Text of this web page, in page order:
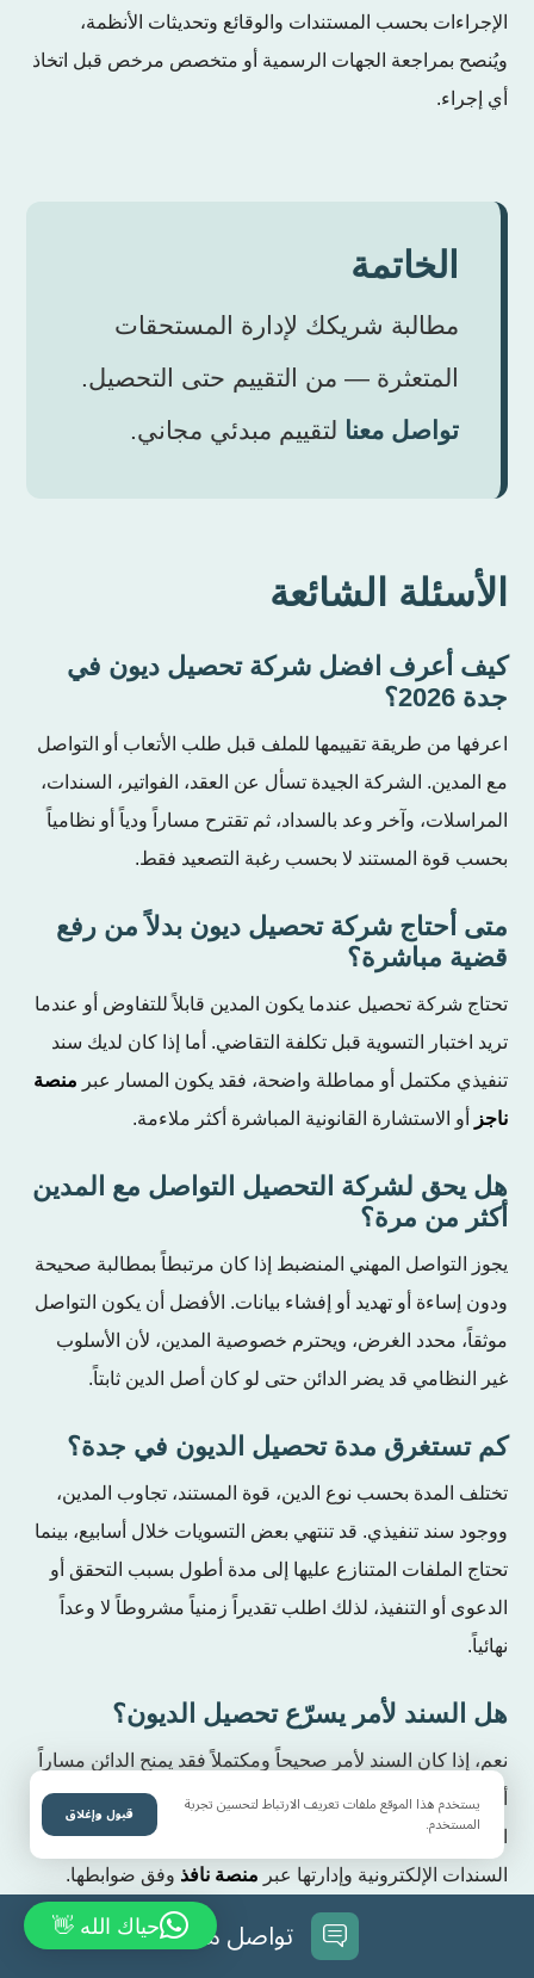
الإجراءات بحسب المستندات والوقائع وتحديثات الأنظمة،
ويُنصح بمراجعة الجهات الرسمية أو متخصص مرخص قبل اتخاذ
أي إجراء.
الخاتمة
مطالبة شريكك لإدارة المستحقات
المتعثرة — من التقييم حتى التحصيل.
تواصل معنا لتقييم مبدئي مجاني.
الأسئلة الشائعة
كيف أعرف افضل شركة تحصيل ديون في
جدة 2026؟
اعرفها من طريقة تقييمها للملف قبل طلب الأتعاب أو التواصل
مع المدين. الشركة الجيدة تسأل عن العقد، الفواتير، السندات،
المراسلات، وآخر وعد بالسداد، ثم تقترح مساراً ودياً أو نظامياً
بحسب قوة المستند لا بحسب رغبة التصعيد فقط.
متى أحتاج شركة تحصيل ديون بدلاً من رفع
قضية مباشرة؟
تحتاج شركة تحصيل عندما يكون المدين قابلاً للتفاوض أو عندما
تريد اختبار التسوية قبل تكلفة التقاضي. أما إذا كان لديك سند
تنفيذي مكتمل أو مماطلة واضحة، فقد يكون المسار عبر منصة
ناجز
أو الاستشارة القانونية المباشرة أكثر ملاءمة.
هل يحق لشركة التحصيل التواصل مع المدين
أكثر من مرة؟
يجوز التواصل المهني المنضبط إذا كان مرتبطاً بمطالبة صحيحة
ودون إساءة أو تهديد أو إفشاء بيانات. الأفضل أن يكون التواصل
موثقاً، محدد الغرض، ويحترم خصوصية المدين، لأن الأسلوب
غير النظامي قد يضر الدائن حتى لو كان أصل الدين ثابتاً.
كم تستغرق مدة تحصيل الديون في جدة؟
تختلف المدة بحسب نوع الدين، قوة المستند، تجاوب المدين،
ووجود سند تنفيذي. قد تنتهي بعض التسويات خلال أسابيع، بينما
تحتاج الملفات المتنازع عليها إلى مدة أطول بسبب التحقق أو
الدعوى أو التنفيذ، لذلك اطلب تقديراً زمنياً مشروطاً لا وعداً
نهائياً.
هل السند لأمر يسرّع تحصيل الديون؟
نعم، إذا كان السند لأمر صحيحاً ومكتملاً فقد يمنح الدائن مساراً
أقوى من الفاتورة العادية، لأنه قد يدخل ضمن السندات التنفيذية
المشار إليها في المادة 9 من نظام التنفيذ. ويمكن إنشاء
السندات الإلكترونية وإدارتها عبر منصة نافذ وفق ضوابطها.
تواصل معنا
يستخدم هذا الموقع ملفات تعريف الارتباط لتحسين تجربة
المستخدم. قبول وإغلاق
حياك الله 👋